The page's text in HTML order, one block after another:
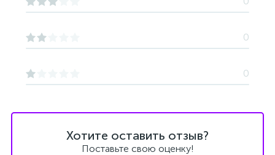
Хотите оставить отзыв?
Поставьте свою оценку!
0
0